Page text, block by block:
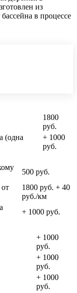
из
в процессе
1800
руб.
(одна
+ 1000
руб.
500 руб.
1800 руб. + 40
руб./км
+ 1000 руб.
+ 1000
руб.
+ 1000
руб.
+ 1000
руб.